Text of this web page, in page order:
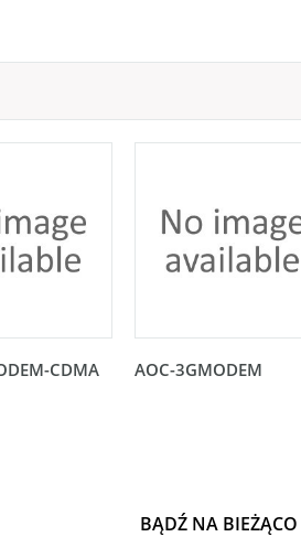
CDMA AOC-3GMODEM
BĄDŹ NA BIEŻĄCO